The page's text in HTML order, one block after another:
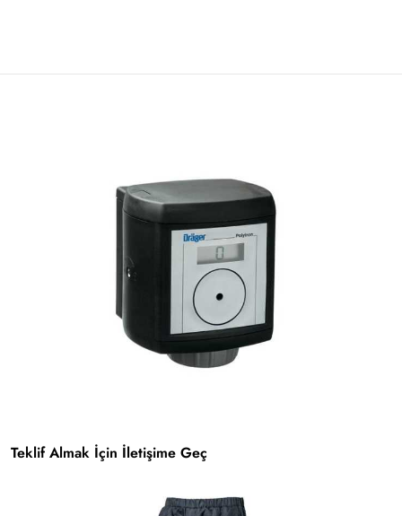
Teklif Almak İçin İletişime Geç